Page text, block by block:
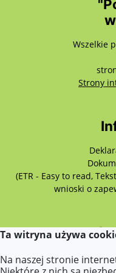
Wszelkie
Strony
(ETR - Easy to read,
wnioski o
Ta witryna używa
Na naszej stronie